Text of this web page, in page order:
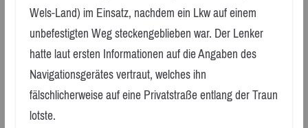
Wels-Land) im Einsatz, nachdem ein Lkw auf einem
unbefestigten Weg steckengeblieben war. Der Lenker
hatte laut ersten Informationen auf die Angaben des
Navigationsgerätes vertraut, welches ihn
fälschlicherweise auf eine Privatstraße entlang der Traun
lotste.